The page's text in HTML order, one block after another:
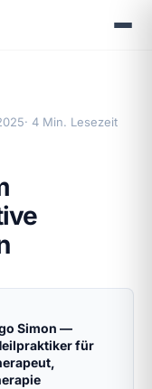
· 4 Min. Lesezeit
Simon —
für